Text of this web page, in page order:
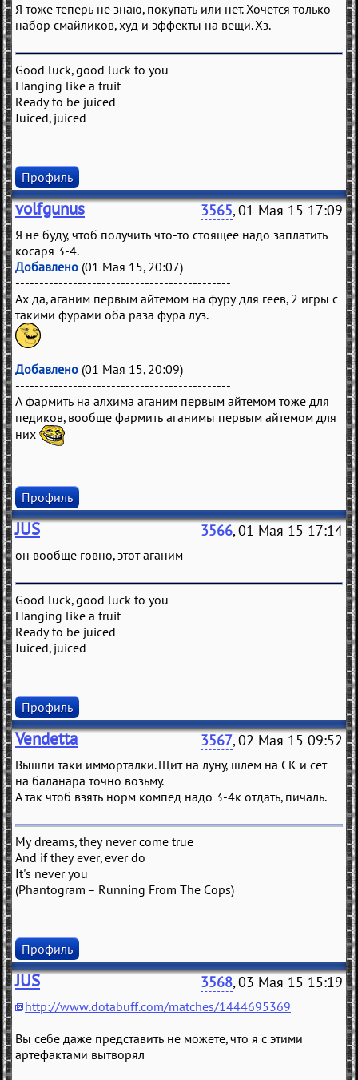
Я тоже теперь не знаю, покупать или нет. Хочется только
набор смайликов, худ и эффекты на вещи. Хз.
Good luck, good luck to you
Hanging like a fruit
Ready to be juiced
Juiced, juiced
Профиль
volfgunus 3565, 01 Мая 15 17:09
Я не буду, чтоб получить что-то стоящее надо заплатить
косаря 3-4.
Добавлено (01 Мая 15, 20:07)
---------------------------------------------
Ах да, аганим первым айтемом на фуру для геев, 2 игры с
такими фурами оба раза фура луз.
Добавлено (01 Мая 15, 20:09)
---------------------------------------------
А фармить на алхима аганим первым айтемом тоже для
педиков, вообще фармить аганимы первым айтемом для
них
Профиль
JUS 3566, 01 Мая 15 17:14
он вообще говно, этот аганим
Good luck, good luck to you
Hanging like a fruit
Ready to be juiced
Juiced, juiced
Профиль
Vendetta 3567, 02 Мая 15 09:52
Вышли таки имморталки. Щит на луну, шлем на СК и сет
на баланара точно возьму.
А так чтоб взять норм компед надо 3-4к отдать, пичаль.
My dreams, they never come true
And if they ever, ever do
It's never you
(Phantogram – Running From The Cops)
Профиль
JUS 3568, 03 Мая 15 15:19
http://www.dotabuff.com/matches/1444695369
Вы себе даже представить не можете, что я с этими
артефактами вытворял